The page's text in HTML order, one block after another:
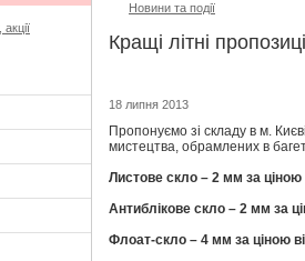
Новини та події
Кращі літні
18 липня 2013
Пропонуємо зі складу в м.
мистецтва, обрамлених в
Листове скло – 2 мм за ціною
Антиблікове скло – 2 мм за
Флоат-скло – 4 мм за ціною